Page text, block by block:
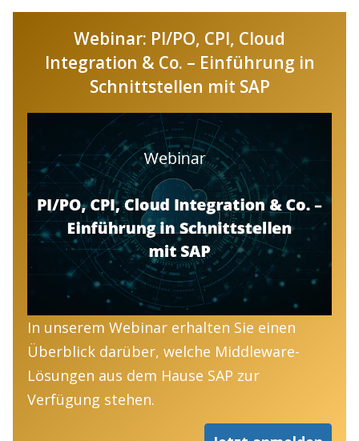
Webinar: PI/PO, CPI, Cloud
Integration & Co. – Einführung in
Schnittstellen mit SAP
In unserem Webinar erhalten Sie einen
Überblick darüber, welche Middleware-
Lösungen aus dem Hause SAP zur
Verfügung stehen.